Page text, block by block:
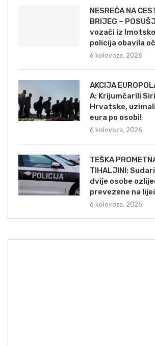
NESREĆA NA
BRIJEG –
vozači iz
policija obavila
6 kolovoza, 2026
AKCIJA
A: Krijumčarili
Hrvatske,
eura po osobi!
6 kolovoza, 2026
TEŠKA
TIHALJINI:
dvije osobe
prevezene na
6 kolovoza, 2026